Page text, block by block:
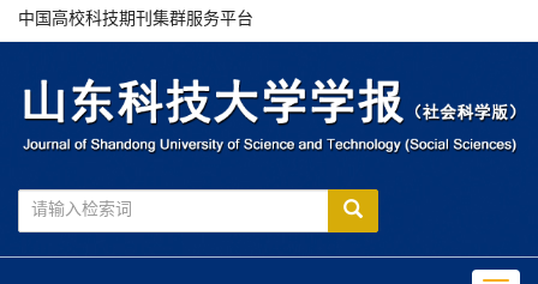
中国高校科技期刊集群服务平台